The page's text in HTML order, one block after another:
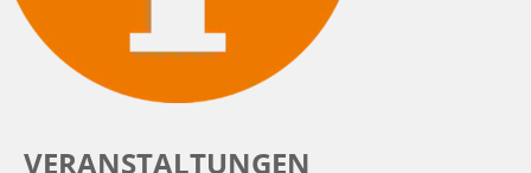
VERANSTALTUNGEN